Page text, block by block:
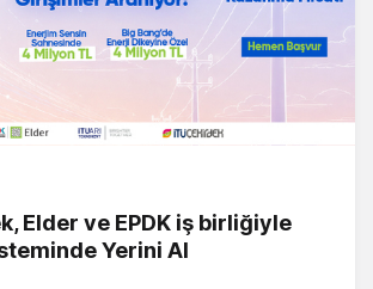
Elder ve EPDK iş birliğiyle
Yerini Al